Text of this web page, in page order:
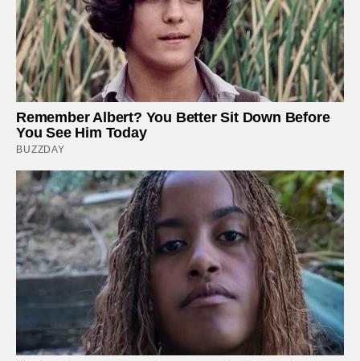
Remember Albert? You Better Sit Down Before
You See Him Today
BUZZDAY